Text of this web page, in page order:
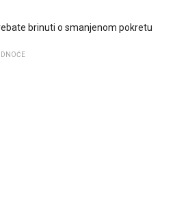
brinuti o smanjenom pokretu